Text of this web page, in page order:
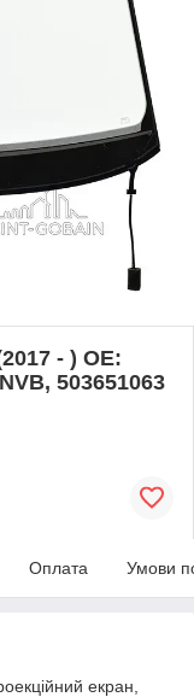
- ) OE:
503651063
Оплата Умови
екран,